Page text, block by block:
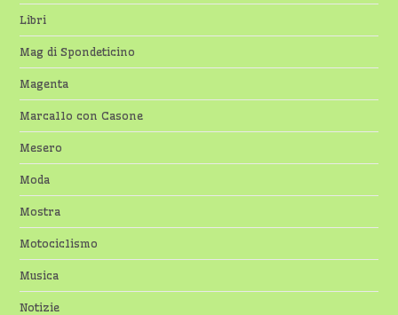
Libri
Mag di Spondeticino
Magenta
Marcallo con Casone
Mesero
Moda
Mostra
Motociclismo
Musica
Notizie